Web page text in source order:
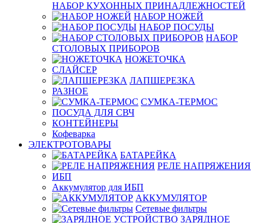
НАБОР КУХОННЫХ ПРИНАДЛЕЖНОСТЕЙ
НАБОР НОЖЕЙ
НАБОР ПОСУДЫ
НАБОР
СТОЛОВЫХ ПРИБОРОВ
НОЖЕТОЧКА
СЛАЙСЕР
ЛАПШЕРЕЗКА
РАЗНОЕ
СУМКА-ТЕРМОС
ПОСУДА ДЛЯ СВЧ
КОНТЕЙНЕРЫ
Кофеварка
ЭЛЕКТРОТОВАРЫ
БАТАРЕЙКА
РЕЛЕ НАПРЯЖЕНИЯ
ИБП
Аккумулятор для ИБП
АККУМУЛЯТОР
Сетевые фильтры
ЗАРЯДНОЕ